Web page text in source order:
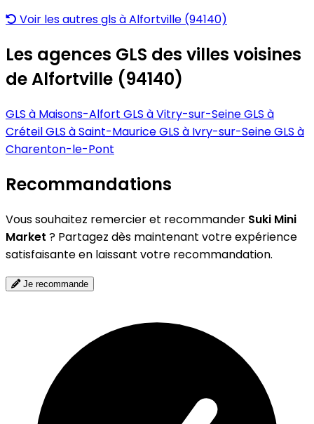
Voir les autres gls à Alfortville (94140)
Les agences GLS des villes voisines
de Alfortville (94140)
GLS à Maisons-Alfort GLS à Vitry-sur-SeineGLS à
CréteilGLS à Saint-MauriceGLS à Ivry-sur-SeineGLS à
Charenton-le-Pont
Recommandations
Vous souhaitez remercier et recommander Suki Mini
Market ? Partagez dès maintenant votre expérience
satisfaisante en laissant votre recommandation.
Je recommande